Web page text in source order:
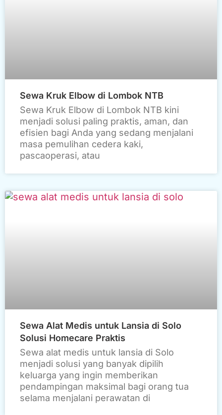
Sewa Kruk Elbow di Lombok NTB
Sewa Kruk Elbow di Lombok NTB kini
menjadi solusi paling praktis, aman, dan
efisien bagi Anda yang sedang menjalani
masa pemulihan cedera kaki,
pascaoperasi, atau
Sewa Alat Medis untuk Lansia di Solo
Solusi Homecare Praktis
Sewa alat medis untuk lansia di Solo
menjadi solusi yang banyak dipilih
keluarga yang ingin memberikan
pendampingan maksimal bagi orang tua
selama menjalani perawatan di